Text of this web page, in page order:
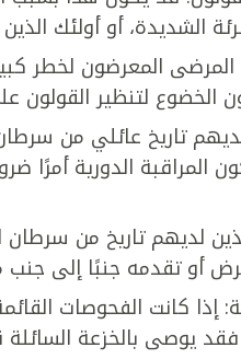
الشديدة، أو أولئك
المعرضون لخطر
الخضوع لتنظير القولون
تاريخ عائلي من
المراقبة الدورية أمرًا
لديهم تاريخ من
أو تقدمه جنبًا إلى جنب
كانت الفحوصات
يوصى بالخزعة السائلة